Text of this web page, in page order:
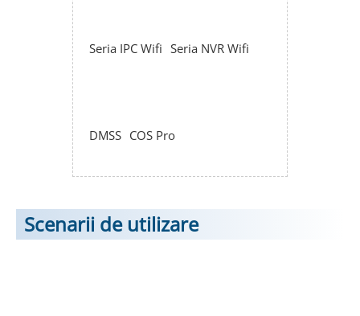
Seria IPC Wifi Seria NVR Wifi
DMSS COS Pro
Scenarii de utilizare